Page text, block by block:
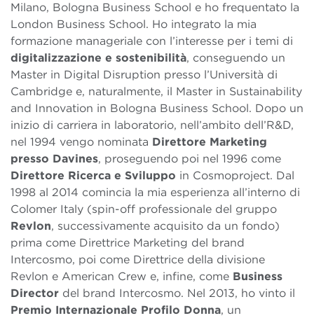
Milano, Bologna Business School e ho frequentato la
London Business School. Ho integrato la mia
formazione manageriale con l’interesse per i temi di
digitalizzazione e sostenibilità, conseguendo un
Master in Digital Disruption presso l’Università di
Cambridge e, naturalmente, il Master in Sustainability
and Innovation in Bologna Business School. Dopo un
inizio di carriera in laboratorio, nell’ambito dell’R&D,
nel 1994 vengo nominata Direttore Marketing
presso Davines, proseguendo poi nel 1996 come
Direttore Ricerca e Sviluppo in Cosmoproject. Dal
1998 al 2014 comincia la mia esperienza all’interno di
Colomer Italy (spin-off professionale del gruppo
Revlon, successivamente acquisito da un fondo)
prima come Direttrice Marketing del brand
Intercosmo, poi come Direttrice della divisione
Revlon e American Crew e, infine, come Business
Director del brand Intercosmo. Nel 2013, ho vinto il
Premio Internazionale Profilo Donna, un